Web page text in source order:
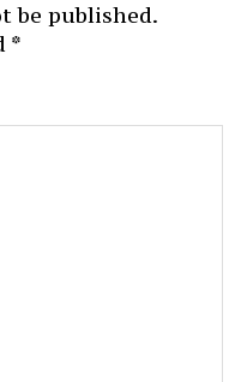
be published.
*